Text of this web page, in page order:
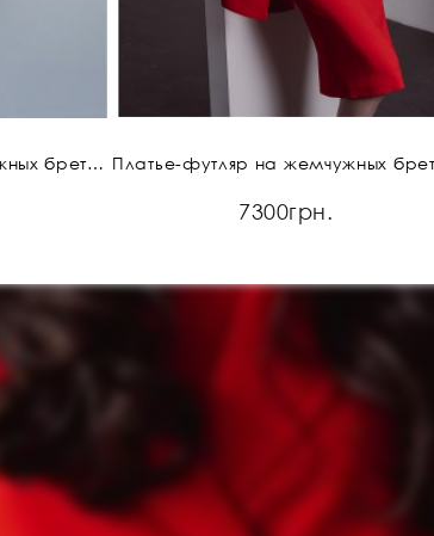
Платье-футляр на жемчужных бретелях
7300грн.